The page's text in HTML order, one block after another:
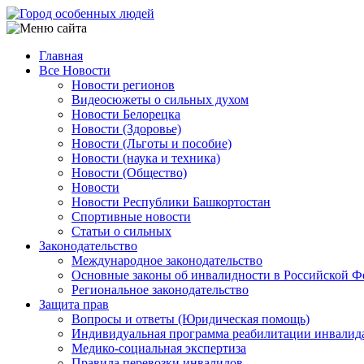
Перейти
к
содержанию
Main
navigation
Главная
Все Новости
Новости регионов
Видеосюжеты о сильных духом
Новости Белорецка
Новости (Здоровье)
Новости (Льготы и пособие)
Новости (наука и техника)
Новости (Общество)
Новости
Новости Республики Башкортостан
Спортивные новости
Статьи о сильных
Законодательство
Международное законодательство
Основные законы об инвалидности в Российской
Региональное законодательство
Защита прав
Вопросы и ответы (Юридическая помощь)
Индивидуальная программа реабилитации
Медико-социальная экспертиза